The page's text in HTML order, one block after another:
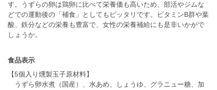
す。うずらの卵は鶏卵に比べて栄養価も高いため、部活やジムな
どでの運動後の「補食」としてもピッタリです。ビタミンB群や葉
酸、鉄分などの栄養も豊富で、女性の栄養補給にも是非いかがで
食品表示
【5個入り燻製玉子原材料】
うずら卵水煮（国産）、水あめ、しょうゆ、グラニュー糖、加